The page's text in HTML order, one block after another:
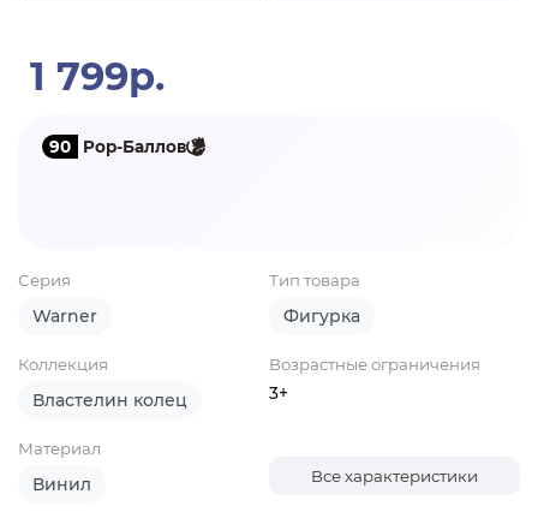
1 799р.
90 Pop-Баллов
Серия
Warner
Тип товара
Фигурка
Коллекция
Властелин колец
Возрастные ограничения
3+
Материал
Винил Все характеристики